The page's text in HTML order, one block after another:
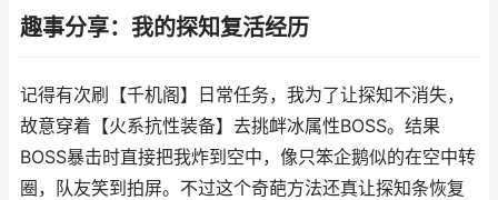
趣事分享：我的探知复活经历
记得有次刷【千机阁】日常任务，我为了让探知不消失，
故意穿着【火系抗性装备】去挑衅冰属性BOSS。结果
BOSS暴击时直接把我炸到空中，像只笨企鹅似的在空中转
圈，队友笑到拍屏。不过这个奇葩方法还真让探知条恢复